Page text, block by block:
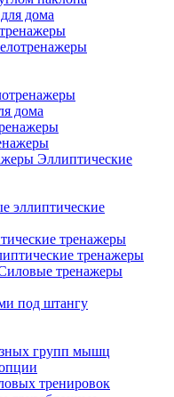
дома
дома
Эллиптические
эллиптические
тренажеры
тренажеры
тренажеры
под штангу
групп мышц
тренировок